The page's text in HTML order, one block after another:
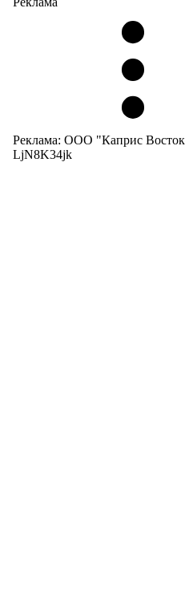
Реклама: ООО "Каприс
LjN8K34jk